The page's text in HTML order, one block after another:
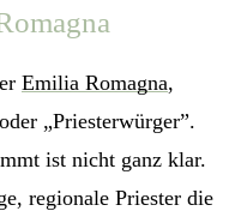
Emilia Romagna,
„Priesterwürger”.
ist nicht ganz klar.
regionale Priester die